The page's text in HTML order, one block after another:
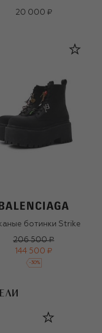
20 000 ₽
ботинки Strike
206 500 ₽
144 500 ₽
-30%